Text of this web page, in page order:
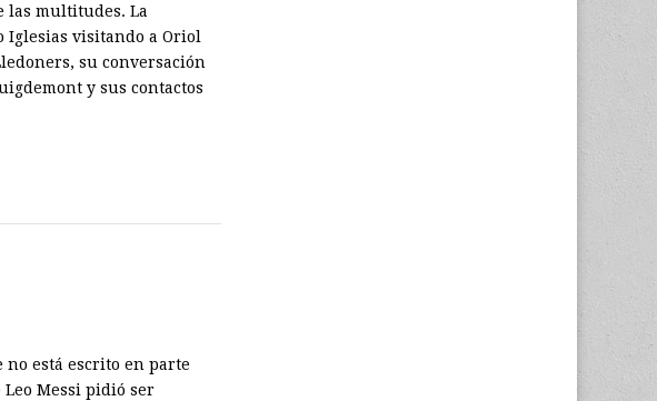
las multitudes. La
Iglesias visitando a Oriol
su conversación
y sus contactos
está escrito en parte
Messi pidió ser